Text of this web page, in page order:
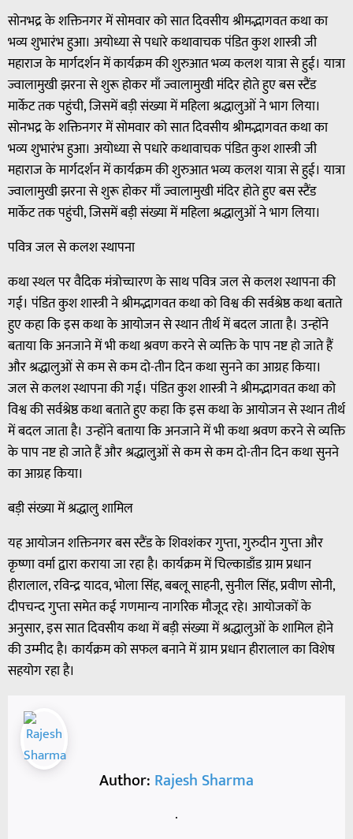
सोनभद्र के शक्तिनगर में सोमवार को सात दिवसीय श्रीमद्भागवत कथा का
भव्य शुभारंभ हुआ। अयोध्या से पधारे कथावाचक पंडित कुश शास्त्री जी
महाराज के मार्गदर्शन में कार्यक्रम की शुरुआत भव्य कलश यात्रा से हुई। यात्रा
ज्वालामुखी झरना से शुरू होकर माँ ज्वालामुखी मंदिर होते हुए बस स्टैंड
मार्केट तक पहुंची, जिसमें बड़ी संख्या में महिला श्रद्धालुओं ने भाग लिया।
सोनभद्र के शक्तिनगर में सोमवार को सात दिवसीय श्रीमद्भागवत कथा का
भव्य शुभारंभ हुआ। अयोध्या से पधारे कथावाचक पंडित कुश शास्त्री जी
महाराज के मार्गदर्शन में कार्यक्रम की शुरुआत भव्य कलश यात्रा से हुई। यात्रा
ज्वालामुखी झरना से शुरू होकर माँ ज्वालामुखी मंदिर होते हुए बस स्टैंड
मार्केट तक पहुंची, जिसमें बड़ी संख्या में महिला श्रद्धालुओं ने भाग लिया।
पवित्र जल से कलश स्थापना
कथा स्थल पर वैदिक मंत्रोच्चारण के साथ पवित्र जल से कलश स्थापना की
गई। पंडित कुश शास्त्री ने श्रीमद्भागवत कथा को विश्व की सर्वश्रेष्ठ कथा बताते
हुए कहा कि इस कथा के आयोजन से स्थान तीर्थ में बदल जाता है। उन्होंने
बताया कि अनजाने में भी कथा श्रवण करने से व्यक्ति के पाप नष्ट हो जाते हैं
और श्रद्धालुओं से कम से कम दो-तीन दिन कथा सुनने का आग्रह किया।
जल से कलश स्थापना की गई। पंडित कुश शास्त्री ने श्रीमद्भागवत कथा को
विश्व की सर्वश्रेष्ठ कथा बताते हुए कहा कि इस कथा के आयोजन से स्थान तीर्थ
में बदल जाता है। उन्होंने बताया कि अनजाने में भी कथा श्रवण करने से व्यक्ति
के पाप नष्ट हो जाते हैं और श्रद्धालुओं से कम से कम दो-तीन दिन कथा सुनने
का आग्रह किया।
बड़ी संख्या में श्रद्धालु शामिल
यह आयोजन शक्तिनगर बस स्टैंड के शिवशंकर गुप्ता, गुरुदीन गुप्ता और
कृष्णा वर्मा द्वारा कराया जा रहा है। कार्यक्रम में चिल्काडाँड ग्राम प्रधान
हीरालाल, रविन्द्र यादव, भोला सिंह, बबलू साहनी, सुनील सिंह, प्रवीण सोनी,
दीपचन्द गुप्ता समेत कई गणमान्य नागरिक मौजूद रहे। आयोजकों के
अनुसार, इस सात दिवसीय कथा में बड़ी संख्या में श्रद्धालुओं के शामिल होने
की उम्मीद है। कार्यक्रम को सफल बनाने में ग्राम प्रधान हीरालाल का विशेष
सहयोग रहा है।
Author: Rajesh Sharma
.